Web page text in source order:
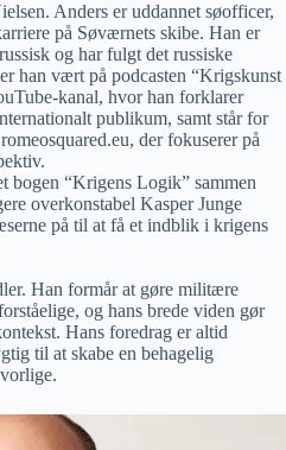
Anders er uddannet søofficer,
på Søværnets skibe. Han er
og har fulgt det russiske
han vært på podcasten “Krigskunst
kanal, hvor han forklarer
publikum, samt står for
der fokuserer på
bogen “Krigens Logik” sammen
overkonstabel Kasper Junge
på til at få et indblik i krigens
Han formår at gøre militære
og hans brede viden gør
Hans foredrag er altid
til at skabe en behagelig